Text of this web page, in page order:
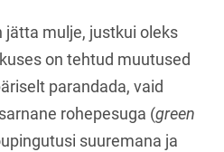
jätta mulje, justkui oleks
on tehtud muutused
parandada, vaid
rohepesuga (green
suuremana ja